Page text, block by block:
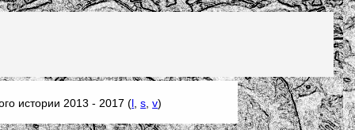
истории 2013 - 2017 (l ,s ,v)